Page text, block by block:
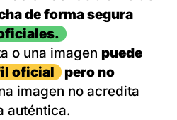
de forma segura
o una imagen puede
oficial
pero no
imagen no acredita
auténtica.